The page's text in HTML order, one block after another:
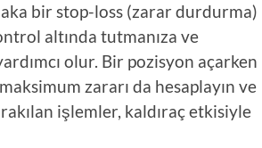
bir stop-loss (zarar durdurma)
altında tutmanıza ve
olur. Bir pozisyon açarken
zararı da hesaplayın ve
işlemler, kaldıraç etkisiyle